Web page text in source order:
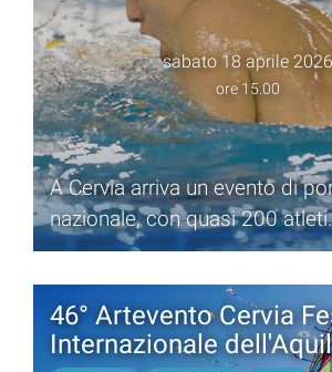
sabato 18 aprile 2026
ore 15.00
A Cervia arriva un evento di
nazionale, con quasi 200 atleti.
46° Artevento Cervia
Internazionale